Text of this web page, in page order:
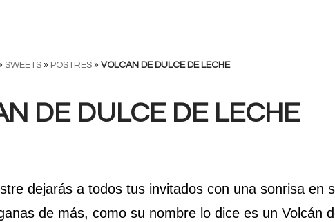
SWEETS » POSTRES » VOLCAN DE DULCE DE LECHE
DE DULCE DE LECHE
dejarás a todos tus invitados con una sonrisa en
de más, como su nombre lo dice es un Volcán